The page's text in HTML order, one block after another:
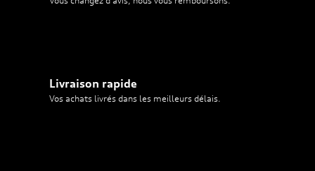
Livraison rapide
Vos achats livrés dans les meilleurs délais.